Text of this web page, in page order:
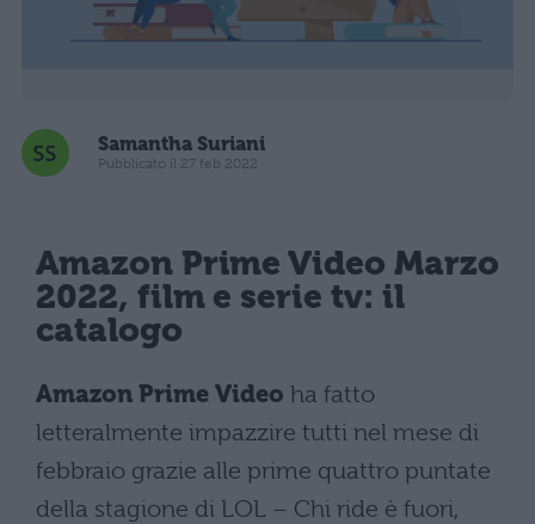
Samantha Suriani
Pubblicato il 27 feb 2022
Amazon Prime Video Marzo
2022, film e serie tv: il
catalogo
Amazon Prime Video ha fatto
letteralmente impazzire tutti nel mese di
febbraio grazie alle prime quattro puntate
della stagione di LOL – Chi ride è fuori,